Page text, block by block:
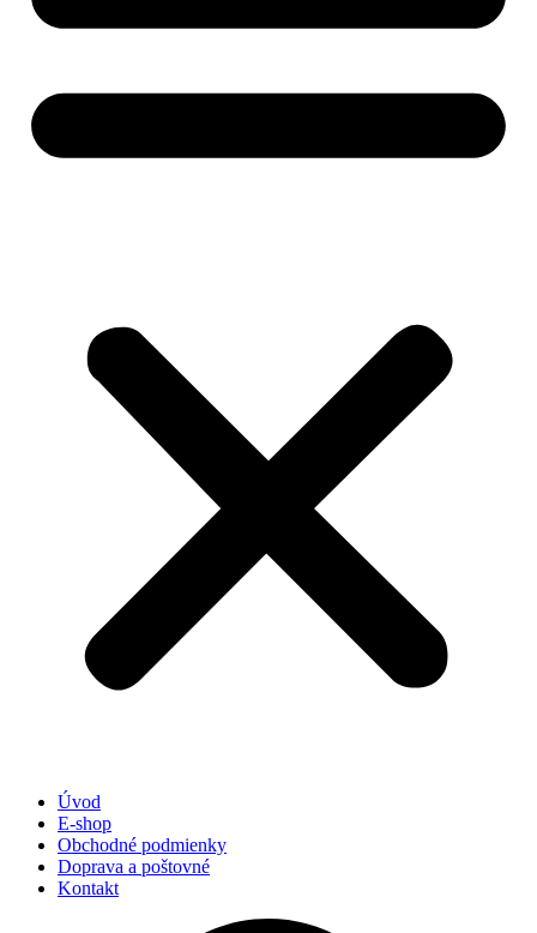
Úvod
E-shop
Obchodné podmienky
Doprava a poštovné
Kontakt